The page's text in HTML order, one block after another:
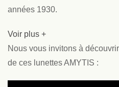
années 1930.
Voir plus +
Nous vous invitons à
de ces lunettes AMYTIS :